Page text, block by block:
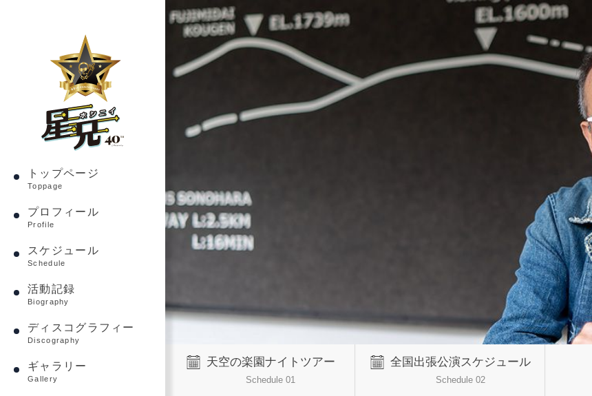
トップページ
Toppage
プロフィール
Profile
スケジュール
Schedule
活動記録
Biography
ディスコグラフィー
Discography
ギャラリー
Gallery
天空の楽園ナイトツアー
Schedule 01
全国出張公演スケジュール
Schedule 02